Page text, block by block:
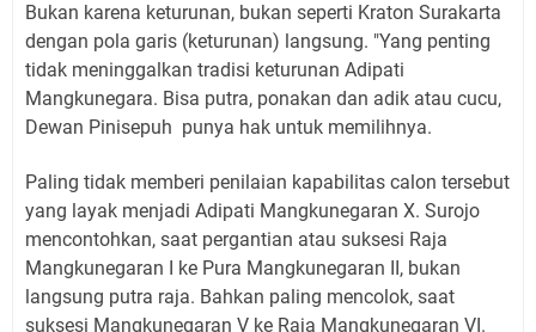
Bukan karena keturunan, bukan seperti Kraton Surakarta
dengan pola garis (keturunan) langsung. "Yang penting
tidak meninggalkan tradisi keturunan Adipati
Mangkunegara. Bisa putra, ponakan dan adik atau cucu,
Dewan Pinisepuh punya hak untuk memilihnya.
Paling tidak memberi penilaian kapabilitas calon tersebut
yang layak menjadi Adipati Mangkunegaran X. Surojo
mencontohkan, saat pergantian atau suksesi Raja
Mangkunegaran I ke Pura Mangkunegaran II, bukan
langsung putra raja. Bahkan paling mencolok, saat
suksesi Mangkunegaran V ke Raja Mangkunegaran VI.